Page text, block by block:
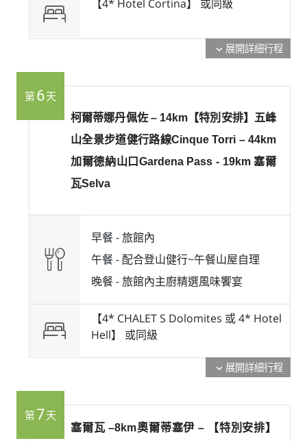
【4* Hotel Cortina】 或同級
expand_more 展開詳細行程
第6天
柯爾蒂娜丹佩佐 – 14km【特別安排】五峰
山全景步道健行路線Cinque Torri – 44km
加爾德納山口Gardena Pass - 19km 塞爾
瓦Selva
早餐 -旅館內
午餐 -配合登山健行~午餐山屋自理
晚餐 -旅館內主廚精選風味饗宴
【4* CHALET S Dolomites 或 4* Hotel
Hell】 或同級
expand_more 展開詳細行程
第7天
塞爾瓦 –8km奧爾蒂塞伊 – 【特別安排】